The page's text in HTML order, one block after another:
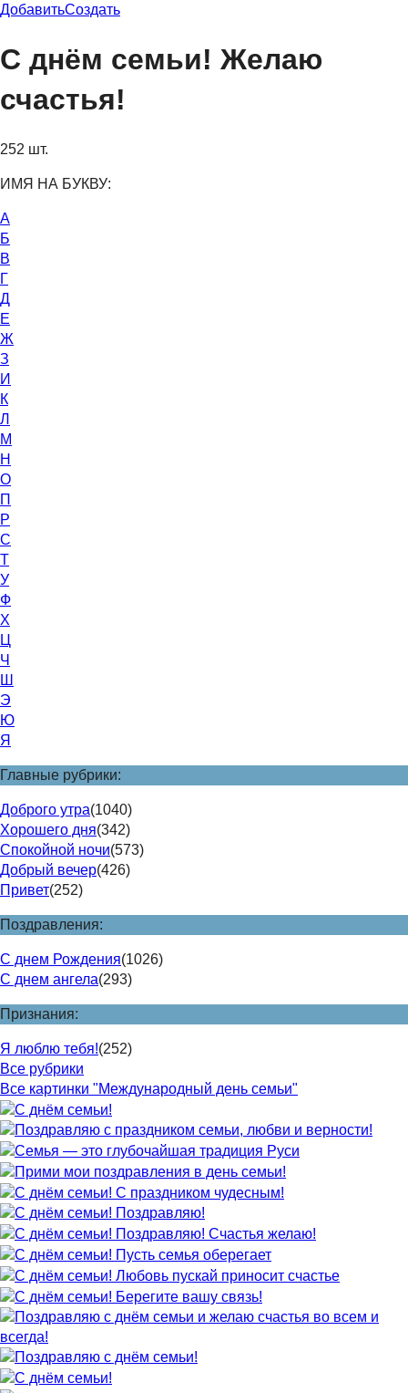
ДобавитьСоздать
С днём семьи! Желаю
счастья!
252 шт.
ИМЯ НА БУКВУ:
А
Б
В
Г
Д
Е
Ж
З
И
К
Л
М
Н
О
П
Р
С
Т
У
Ф
Х
Ц
Ч
Ш
Э
Ю
Я
Главные рубрики:
Доброго утра(1040)
Хорошего дня(342)
Спокойной ночи(573)
Добрый вечер(426)
Привет(252)
Поздравления:
С днем Рождения(1026)
С днем ангела(293)
Признания:
Я люблю тебя!(252)
Все рубрики
Все картинки "Международный день семьи"